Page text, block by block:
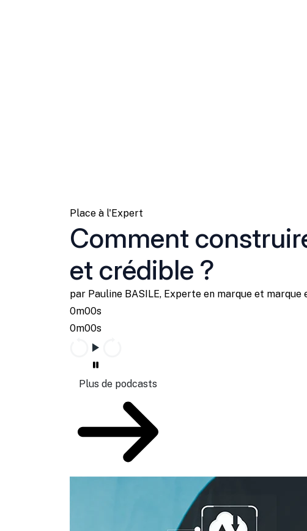
Place à l'Expert
Comment
et crédible ?
par Pauline BASILE, Experte en marque et marque
0m00s
0m00s
Plus de podcasts